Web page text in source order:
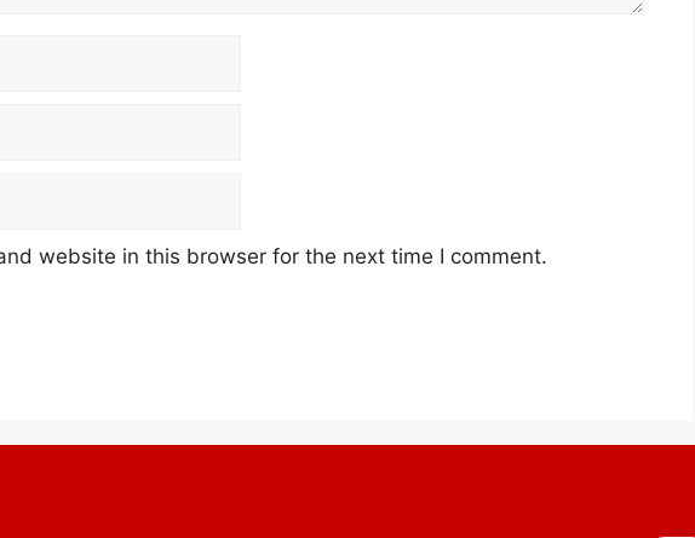
website in this browser for the next time I comment.